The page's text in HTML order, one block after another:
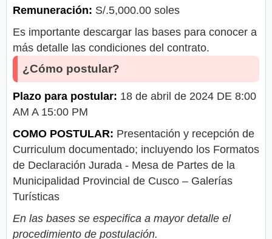
Remuneración: S/.5,000.00 soles
Es importante descargar las bases para conocer a
más detalle las condiciones del contrato.
¿Cómo postular?
Plazo para postular: 18 de abril de 2024 DE 8:00
AM A 15:00 PM
COMO POSTULAR: Presentación y recepción de
Curriculum documentado; incluyendo los Formatos
de Declaración Jurada - Mesa de Partes de la
Municipalidad Provincial de Cusco – Galerías
Turísticas
En las bases se especifica a mayor detalle el
procedimiento de postulación.